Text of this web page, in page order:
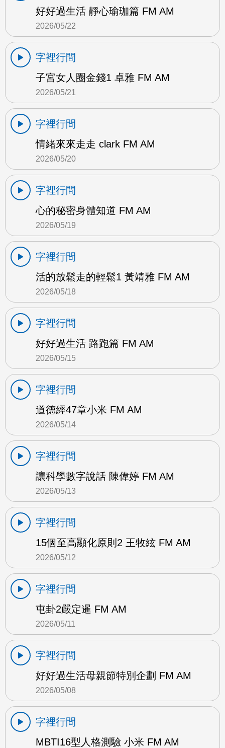
好好過生活 靜心瑜珈篇 FM AM
2026/05/22
字裡行間
子宮女人圈金錢1 卓雅 FM AM
2026/05/21
字裡行間
情緒來來走走 clark FM AM
2026/05/20
字裡行間
心的秘密身體知道 FM AM
2026/05/19
字裡行間
活的放鬆走的輕鬆1 黃靖雅 FM AM
2026/05/18
字裡行間
好好過生活 路跑篇 FM AM
2026/05/15
字裡行間
道德經47章小米 FM AM
2026/05/14
字裡行間
讓科學數字說話 陳偉婷 FM AM
2026/05/13
字裡行間
15個至高顯化原則2 王牧絃 FM AM
2026/05/12
字裡行間
屯卦2嚴定暹 FM AM
2026/05/11
字裡行間
好好過生活母親節特別企劃 FM AM
2026/05/08
字裡行間
MBTI16型人格測驗 小米 FM AM